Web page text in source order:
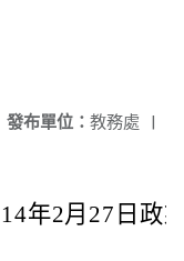
發布單位： 教務處 |
年2月27日政